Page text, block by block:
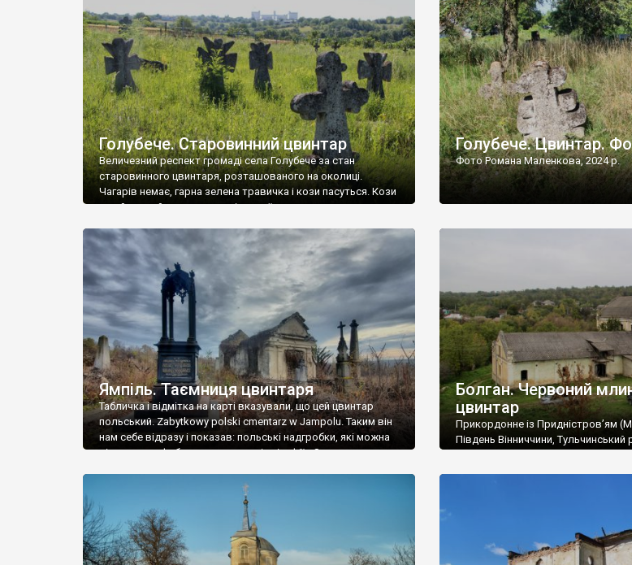
[…]
Голубече. Старовинний цвинтар
Величезний респект громаді села Голубече за стан
старовинного цвинтаря, розташованого на околиці.
Чагарів немає, гарна зелена травичка і кози пасуться. Кози
– найкращий регулятор шкідливої, для старих кладовищ,
бруньками, кози ті бруньки обгризають, бо то улюблений
делікатес. На цвинтарі у Голубечому ціла колекція
різноманітних форм хрестів. Село відносно невелике, […]
Голубече. Цвинтар.
Фото Романа Маленкова, 2024 р.
Ямпіль. Таємниця цвинтаря
Табличка і відмітка на карті вказували, що цей цвинтар
польський. Zabytkowy polski cmentarz w Jampolu. Таким він
нам себе відразу і показав: польські надгробки, які можна
віднести до фабричних, польські епітафії… Загалом цвинтар
виявилося більше семи гектарів. Перше враження про
абсолютну звичайність польського цвинтаря виявилося
оманливим – […]
Болган. Червоний
цвинтар
Прикордонне із Придністров’ям
Південь Вінниччини, Тульчинський
старовинний цвинтар із кам’яними
збереглися, написані кирилицею,
мовою. За всіма традиційними
український. Хрести датуються
роках Болган […]